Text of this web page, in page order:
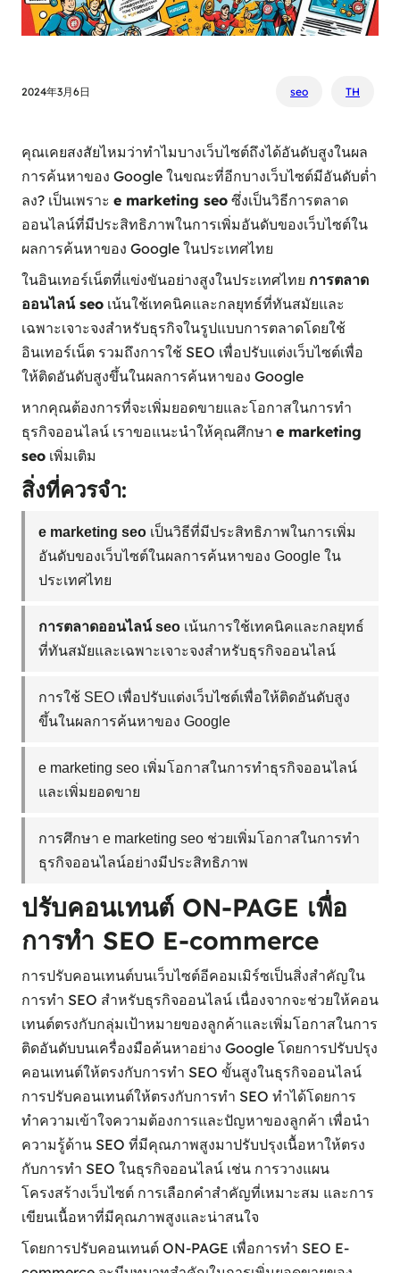
2024年3月6日 seo TH
คุณเคยสงสัยไหมว่าทำไมบางเว็บไซต์ถึงได้อันดับสูงในผล
การค้นหาของ Google ในขณะที่อีกบางเว็บไซต์มีอันดับต่ำ
ลง? เป็นเพราะ e marketing seo ซึ่งเป็นวิธีการตลาด
ออนไลน์ที่มีประสิทธิภาพในการเพิ่มอันดับของเว็บไซต์ใน
ผลการค้นหาของ Google ในประเทศไทย
ในอินเทอร์เน็ตที่แข่งขันอย่างสูงในประเทศไทย การตลาด
ออนไลน์ seo เน้นใช้เทคนิคและกลยุทธ์ที่ทันสมัยและ
เฉพาะเจาะจงสำหรับธุรกิจในรูปแบบการตลาดโดยใช้
อินเทอร์เน็ต รวมถึงการใช้ SEO เพื่อปรับแต่งเว็บไซต์เพื่อ
ให้ติดอันดับสูงขึ้นในผลการค้นหาของ Google
หากคุณต้องการที่จะเพิ่มยอดขายและโอกาสในการทำ
ธุรกิจออนไลน์ เราขอแนะนำให้คุณศึกษา e marketing
seo เพิ่มเติม
สิ่งที่ควรจำ:
e marketing seo เป็นวิธีที่มีประสิทธิภาพในการเพิ่ม
อันดับของเว็บไซต์ในผลการค้นหาของ Google ใน
ประเทศไทย
การตลาดออนไลน์ seo เน้นการใช้เทคนิคและกลยุทธ์
ที่ทันสมัยและเฉพาะเจาะจงสำหรับธุรกิจออนไลน์
การใช้ SEO เพื่อปรับแต่งเว็บไซต์เพื่อให้ติดอันดับสูง
ขึ้นในผลการค้นหาของ Google
e marketing seo เพิ่มโอกาสในการทำธุรกิจออนไลน์
และเพิ่มยอดขาย
การศึกษา e marketing seo ช่วยเพิ่มโอกาสในการทำ
ธุรกิจออนไลน์อย่างมีประสิทธิภาพ
ปรับคอนเทนต์ ON-PAGE เพื่อ
การทำ SEO E-commerce
การปรับคอนเทนต์บนเว็บไซต์อีคอมเมิร์ซเป็นสิ่งสำคัญใน
การทำ SEO สำหรับธุรกิจออนไลน์ เนื่องจากจะช่วยให้คอน
เทนต์ตรงกับกลุ่มเป้าหมายของลูกค้าและเพิ่มโอกาสในการ
ติดอันดับบนเครื่องมือค้นหาอย่าง Google โดยการปรับปรุง
คอนเทนต์ให้ตรงกับการทำ SEO ขั้นสูงในธุรกิจออนไลน์
การปรับคอนเทนต์ให้ตรงกับการทำ SEO ทำได้โดยการ
ทำความเข้าใจความต้องการและปัญหาของลูกค้า เพื่อนำ
ความรู้ด้าน SEO ที่มีคุณภาพสูงมาปรับปรุงเนื้อหาให้ตรง
กับการทำ SEO ในธุรกิจออนไลน์ เช่น การวางแผน
โครงสร้างเว็บไซต์ การเลือกคำสำคัญที่เหมาะสม และการ
เขียนเนื้อหาที่มีคุณภาพสูงและน่าสนใจ
โดยการปรับคอนเทนต์ ON-PAGE เพื่อการทำ SEO E-